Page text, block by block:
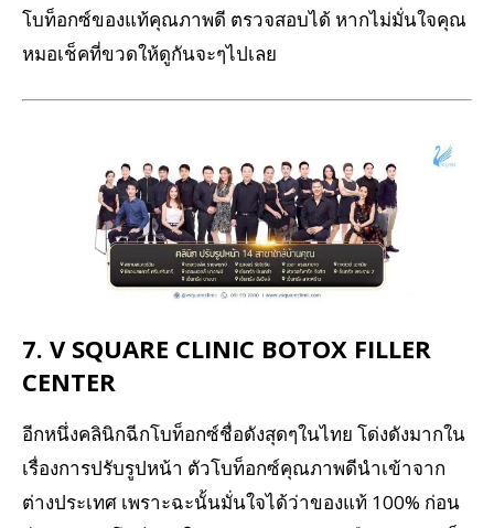
โบท็อกซ์ของแท้คุณภาพดี ตรวจสอบได้ หากไม่มั่นใจคุณ
หมอเช็คที่ขวดให้ดูกันจะๆไปเลย
7. V SQUARE CLINIC BOTOX FILLER
CENTER
อีกหนึ่งคลินิกฉีกโบท็อกซ์ชื่อดังสุดๆในไทย โด่งดังมากใน
เรื่องการปรับรูปหน้า ตัวโบท็อกซ์คุณภาพดีนำเข้าจาก
ต่างประเทศ เพราะฉะนั้นมั่นใจได้ว่าของแท้ 100% ก่อน